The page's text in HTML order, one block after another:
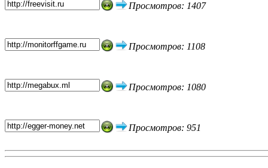
Просмотров: 1407
Просмотров: 1108
Просмотров: 1080
Просмотров: 951